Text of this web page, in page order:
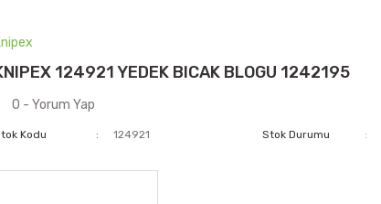
124921 YEDEK BICAK BLOGU 1242195
0 - Yorum Yap
Kodu 124921 Stok Durumu